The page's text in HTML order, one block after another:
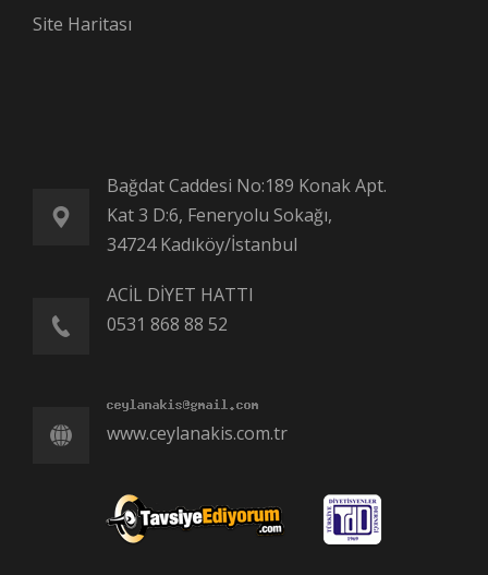
Site Haritası
Bağdat Caddesi No:189 Konak Apt.
Kat 3 D:6, Feneryolu Sokağı,
34724 Kadıköy/İstanbul
ACİL DİYET HATTI
0531 868 88 52
www.ceylanakis.com.tr